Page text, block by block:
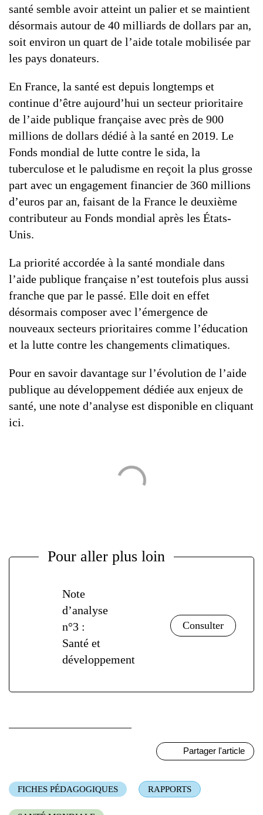
santé semble avoir atteint un palier et se maintient
désormais autour de 40 milliards de dollars par an,
soit environ un quart de l’aide totale mobilisée par
les pays donateurs.
En France, la santé est depuis longtemps et
continue d’être aujourd’hui un secteur prioritaire
de l’aide publique française avec près de 900
millions de dollars dédié à la santé en 2019. Le
Fonds mondial de lutte contre le sida, la
tuberculose et le paludisme en reçoit la plus grosse
part avec un engagement financier de 360 millions
d’euros par an, faisant de la France le deuxième
contributeur au Fonds mondial après les États-
Unis.
La priorité accordée à la santé mondiale dans
l’aide publique française n’est toutefois plus aussi
franche que par le passé. Elle doit en effet
désormais composer avec l’émergence de
nouveaux secteurs prioritaires comme l’éducation
et la lutte contre les changements climatiques.
Pour en savoir davantage sur l’évolution de l’aide
publique au développement dédiée aux enjeux de
santé, une note d’analyse est disponible en cliquant
ici.
Pour aller plus loin
Note
d’analyse
n°3 :
Santé et
développement
Partager l'article
FICHES PÉDAGOGIQUES RAPPORTS